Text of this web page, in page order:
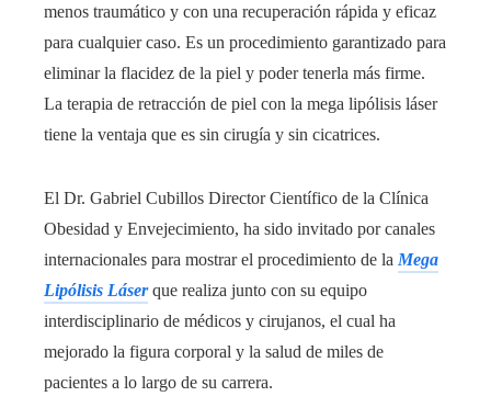
menos traumático y con una recuperación rápida y eficaz
para cualquier caso. Es un procedimiento garantizado para
eliminar la flacidez de la piel y poder tenerla más firme.
La terapia de retracción de piel con la mega lipólisis láser
tiene la ventaja que es sin cirugía y sin cicatrices.
El Dr. Gabriel Cubillos Director Científico de la Clínica
Obesidad y Envejecimiento, ha sido invitado por canales
internacionales para mostrar el procedimiento de la Mega
Lipólisis Láserque realiza junto con su equipo
interdisciplinario de médicos y cirujanos, el cual ha
mejorado la figura corporal y la salud de miles de
pacientes a lo largo de su carrera.